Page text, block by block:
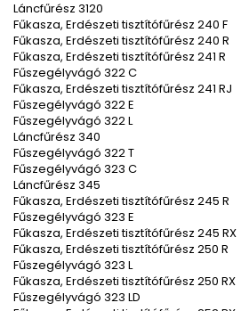
Láncfűrész 3120
Fűkasza, Erdészeti tisztítófűrész 240 F
Fűkasza, Erdészeti tisztítófűrész 240 R
Fűkasza, Erdészeti tisztítófűrész 241 R
Fűszegélyvágó 322 C
Fűkasza, Erdészeti tisztítófűrész 241 RJ
Fűszegélyvágó 322 E
Fűszegélyvágó 322 L
Láncfűrész 340
Fűszegélyvágó 322 T
Fűszegélyvágó 323 C
Láncfűrész 345
Fűkasza, Erdészeti tisztítófűrész 245 R
Fűszegélyvágó 323 E
Fűkasza, Erdészeti tisztítófűrész 245 RX
Fűkasza, Erdészeti tisztítófűrész 250 R
Fűszegélyvágó 323 L
Fűkasza, Erdészeti tisztítófűrész 250 RX
Fűszegélyvágó 323 LD